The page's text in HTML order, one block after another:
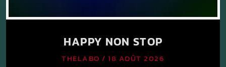
HAPPY NON STOP
THELABO / 18 AOÛT 2026